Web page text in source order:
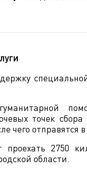
точек сбора
чего отправятся
проехать 2750
области.